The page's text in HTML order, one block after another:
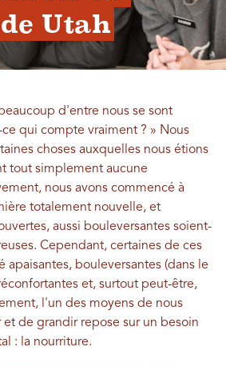
Utah
d'entre nous se sont
qui compte vraiment ? » Nous
choses auxquelles nous étions
tout simplement aucune
nous avons commencé à
totalement nouvelle, et
aussi bouleversantes soient-
Cependant, certaines de ces
apaisantes, bouleversantes (dans le
et, surtout peut-être,
l'un des moyens de nous
et de grandir repose sur un besoin
: la nourriture.